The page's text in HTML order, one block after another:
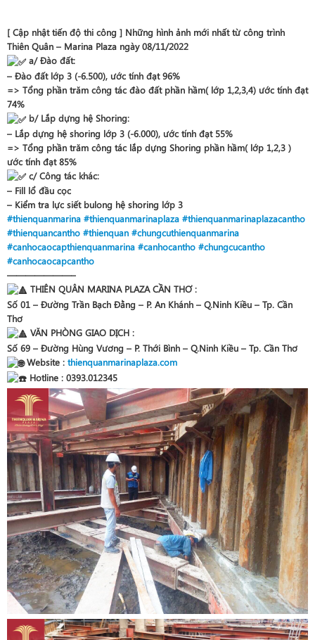
[ Cập nhật tiến độ thi công ] Những hình ảnh mới nhất từ công trình
Thiên Quân – Marina Plaza ngày 08/11/2022
a/ Đào đất:
– Đào đất lớp 3 (-6.500), ước tính đạt 96%
=> Tổng phần trăm công tác đào đất phần hầm( lớp 1,2,3,4) ước tính đạt
74%
b/ Lắp dựng hệ Shoring:
– Lắp dựng hệ shoring lớp 3 (-6.000), ước tính đạt 55%
=> Tổng phần trăm công tác lắp dựng Shoring phần hầm( lớp 1,2,3 )
ước tính đạt 85%
c/ Công tác khác:
– Fill lổ đầu cọc
– Kiểm tra lực siết bulong hệ shoring lớp 3
#thienquanmarina #thienquanmarinaplaza #thienquanmarinaplazacantho
#thienquancantho #thienquan #chungcuthienquanmarina
#canhocaocapthienquanmarina #canhocantho #chungcucantho
#canhocaocapcantho
———————–
THIÊN QUÂN MARINA PLAZA CẦN THƠ :
Số 01 – Đường Trần Bạch Đằng – P. An Khánh – Q.Ninh Kiều – Tp. Cần
Thơ
VĂN PHÒNG GIAO DỊCH :
Số 69 – Đường Hùng Vương – P. Thới Bình – Q.Ninh Kiều – Tp. Cần Thơ
Website : thienquanmarinaplaza.com
Hotline : 0393.012345